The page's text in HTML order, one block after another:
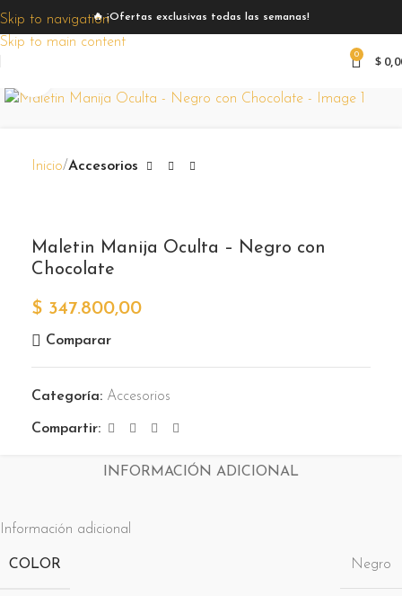
Skip to navigation
Skip to main content
🔥 ¡Ofertas exclusivas todas las semanas!
0 $
Inicio Accesorios
Maletin Manija Oculta – Negro con
Chocolate
$ 347.800,00
Comparar
Categoría: Accesorios
Compartir:
INFORMACIÓN ADICIONAL
Información adicional
COLOR Negro